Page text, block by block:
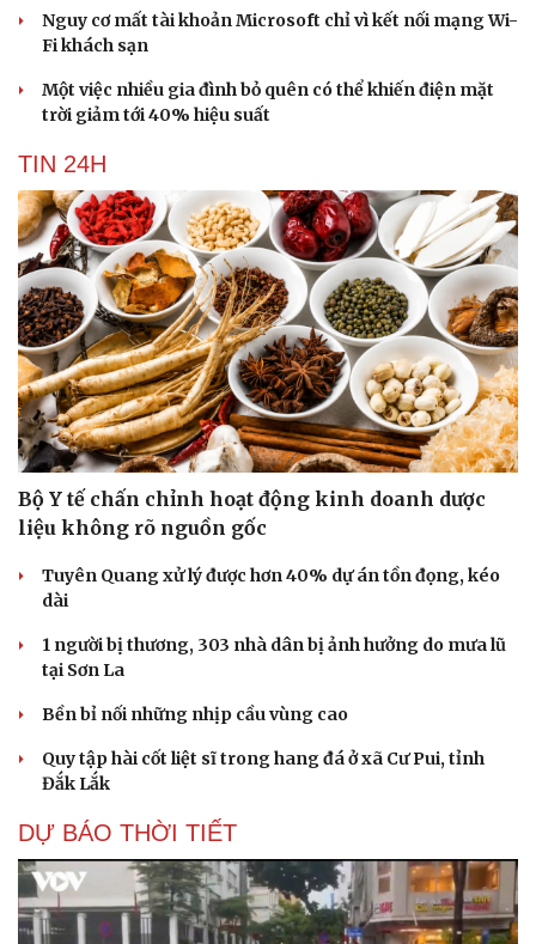
Nguy cơ mất tài khoản Microsoft chỉ vì kết nối mạng Wi-
Fi khách sạn
Một việc nhiều gia đình bỏ quên có thể khiến điện mặt
trời giảm tới 40% hiệu suất
TIN 24H
Bộ Y tế chấn chỉnh hoạt động kinh doanh dược
liệu không rõ nguồn gốc
Tuyên Quang xử lý được hơn 40% dự án tồn đọng, kéo
dài
1 người bị thương, 303 nhà dân bị ảnh hưởng do mưa lũ
tại Sơn La
Bền bỉ nối những nhịp cầu vùng cao
Quy tập hài cốt liệt sĩ trong hang đá ở xã Cư Pui, tỉnh
Đắk Lắk
DỰ BÁO THỜI TIẾT